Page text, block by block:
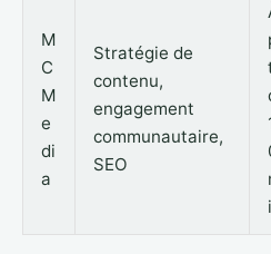
M
C
M
e
di
a
Stratégie de
contenu,
engagement
communautaire,
SEO